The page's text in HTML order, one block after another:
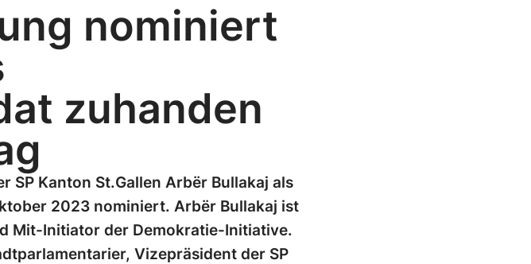
nominiert
zuhanden
SP Kanton St.Gallen Arbër Bullakaj als
2023 nominiert. Arbër Bullakaj ist
Mit-Initiator der Demokratie-Initiative.
Vizepräsident der SP